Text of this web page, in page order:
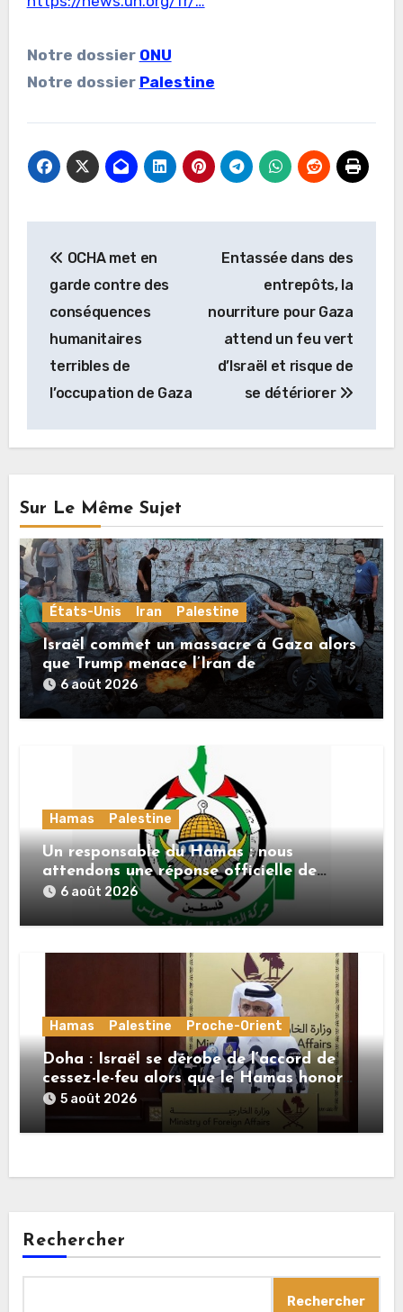
Notre dossier ONU
Notre dossier Palestine
de
l’article
OCHA met en
garde contre des
conséquences
humanitaires
terribles de
l’occupation de Gaza
Entassée dans des
entrepôts, la
nourriture pour Gaza
attend un feu vert
d’Israël et risque de
se détériorer
Sur Le Même Sujet
États-Unis Iran Palestine
Israël commet un massacre à Gaza alors
que Trump menace l’Iran de
«décapitation»
6 août 2026
Hamas Palestine
Un responsable du Hamas : nous
attendons une réponse officielle de
Mladenov concernant la feuille de route
de la deuxième phase de l’accord
6 août 2026
Hamas Palestine Proche-Orient
Doha : Israël se dérobe de l’accord de
cessez-le-feu alors que le Hamas honore
ses engagements
5 août 2026
Rechercher
Rechercher